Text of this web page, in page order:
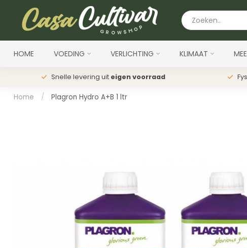
HOME VOEDING VERLICHTING KLIMAAT
Snelle levering uit eigen voorraad
Home / Plagron Hydro A+B 1 ltr